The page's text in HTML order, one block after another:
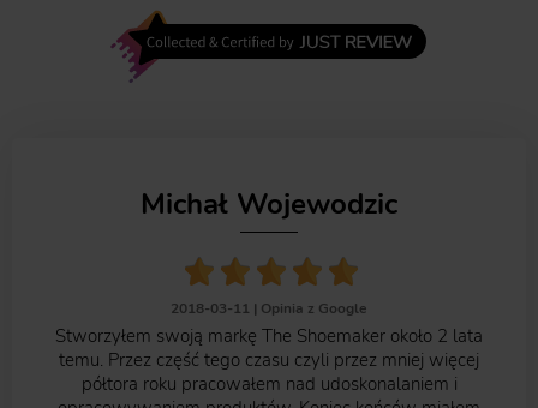
Michał Wojewodzic
2018-03-11 | Opinia z Google
Stworzyłem swoją markę The Shoemaker około 2 lata
temu. Przez część tego czasu czyli przez mniej więcej
półtora roku pracowałem nad udoskonalaniem i